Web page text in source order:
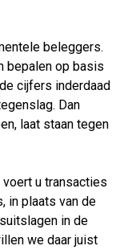
beleggers.
bepalen op basis
cijfers inderdaad
Dan
laat staan tegen
u transacties
in plaats van de
in de
we daar juist